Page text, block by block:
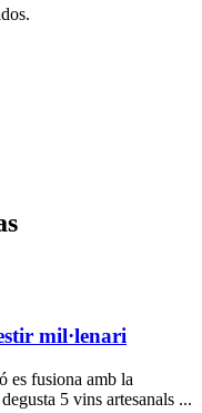
mil·lenari
es fusiona amb la
5 vins artesanals ...